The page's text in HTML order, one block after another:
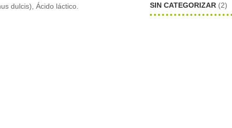
dulcis), Ácido láctico.
SIN CATEGORIZAR (2)